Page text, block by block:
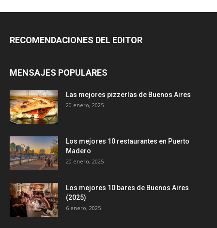
RECOMENDACIONES DEL EDITOR
MENSAJES POPULARES
Las mejores pizzerías de Buenos Aires
20 enero, 2025
Los mejores 10 restaurantes en Puerto
Madero
20 enero, 2025
Los mejores 10 bares de Buenos Aires
(2025)
6 enero, 2025